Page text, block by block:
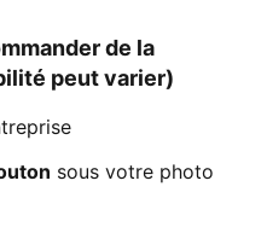
de la
peut varier)
sous votre photo